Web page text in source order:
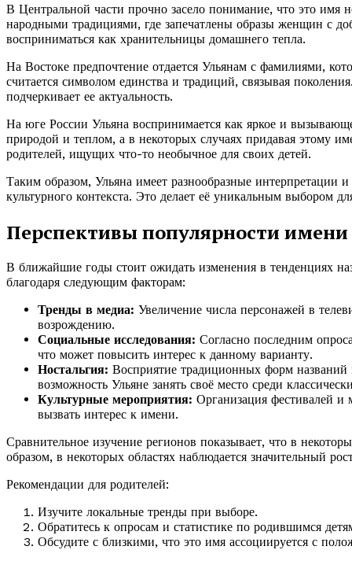
В Центральной части прочно засело понимание, что это имя
народными традициями, где запечатлены образы женщин с
восприниматься как хранительницы домашнего тепла.
На Востоке предпочтение отдается Ульянам с фамилиями,
считается символом единства и традиций, связывая
подчеркивает ее актуальность.
На юге России Ульяна воспринимается как яркое и
природой и теплом, а в некоторых случаях придавая этому
родителей, ищущих что-то необычное для своих детей.
Таким образом, Ульяна имеет разнообразные интерпретации
культурного контекста. Это делает её уникальным
Перспективы популярности
В ближайшие годы стоит ожидать изменения в тенденциях
благодаря следующим факторам:
Тренды в медиа: Увеличение числа персонажей в
возрождению.
Социальные исследования: Согласно последним
что может повысить интерес к данному варианту.
Ностальгия: Восприятие традиционных форм
возможность Ульяне занять своё место среди
Культурные мероприятия: Организация фестивалей и
вызвать интерес к имени.
Сравнительное изучение регионов показывает, что в
образом, в некоторых областях наблюдается значительный
Рекомендации для родителей:
Изучите локальные тренды при выборе.
Обратитесь к опросам и статистике по родившимся
Обсудите с близкими, что это имя ассоциируется с